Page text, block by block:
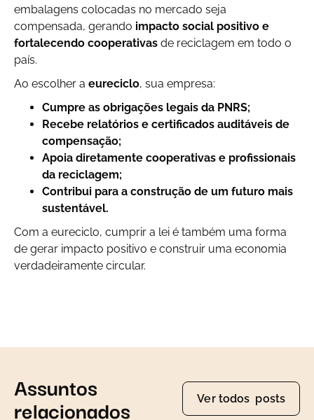
embalagens colocadas no mercado seja
compensada, gerando impacto social positivo e
fortalecendo cooperativas de reciclagem em todo o
país.
Ao escolher a eureciclo, sua empresa:
Cumpre as obrigações legais da PNRS;
Recebe relatórios e certificados auditáveis de
compensação;
Apoia diretamente cooperativas e profissionais
da reciclagem;
Contribui para a construção de um futuro mais
sustentável.
Com a eureciclo, cumprir a lei é também uma forma
de gerar impacto positivo e construir uma economia
verdadeiramente circular.
Assuntos
relacionados Ver todos posts